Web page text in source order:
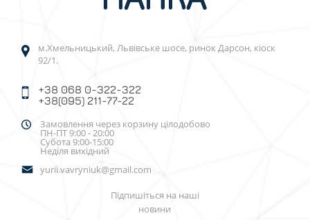
м.Хмельницький, Львівське шосе, ринок Дарсон, кіоск
92/1.
+38 068 0-322-322
+38(095) 211-77-22
Замовлення через корзину цілодобово
ПН-ПТ 9:00 - 20:00
Субота 9:00-15:00
Неділя вихідний
yurii.vavryniuk@gmail.com
Підпишіться на наші
новини